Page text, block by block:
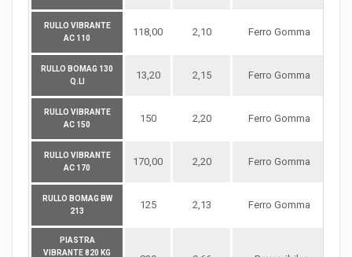
RULLO VIBRANTE
AC 110
118,00 2,10 Ferro Gomma
RULLO BOMAG 130
Q.LI
13,20 2,15 Ferro Gomma
RULLO VIBRANTE
AC 150
150 2,20 Ferro Gomma
RULLO VIBRANTE
AC 170
170,00 2,20 Ferro Gomma
RULLO BOMAG BW
213
125 2,13 Ferro Gomma
PIASTRA
VIBRANTE 820 KG